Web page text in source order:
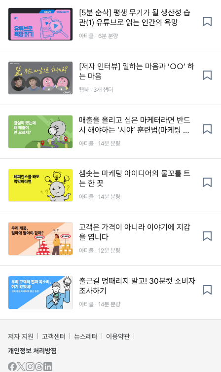
[5분 순삭] 평생 무기가 될 생산성 습
관(1) 유튜브로 읽는 인간의 욕망
아티클 · 6분 분량
[저자 인터뷰] 일하는 마음과 ‘○○’ 하
는 마음
웹북 · 3개 챕터
매출을 올리고 싶은 마케터라면 반드
시 해야하는 ‘시야’ 훈련법(마케팅 현
황판 제공)
아티클 · 14분 분량
샘솟는 마케팅 아이디어의 물꼬를 트
는 한 끗
아티클 · 14분 분량
고객은 가격이 아니라 이야기에 지갑
을 엽니다
아티클 · 12분 분량
출근길 멍때리지 말고! 30분컷 소비자
조사하기
아티클 · 14분 분량
저자 지원 고객센터 뉴스레터
이용약관
개인정보 처리방침